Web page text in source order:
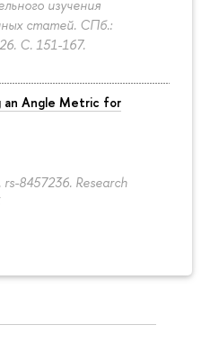
изучения
статей. СПб.:
С. 151-167.
an Angle Metric for
8457236. Research